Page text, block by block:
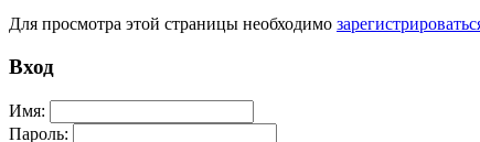
Для просмотра этой страницы необходимо
Вход
Имя:
Пароль: